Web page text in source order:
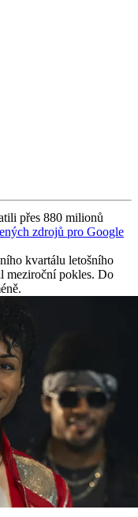
přes 880 milionů
zdrojů pro Google
kvartálu letošního
meziroční pokles. Do